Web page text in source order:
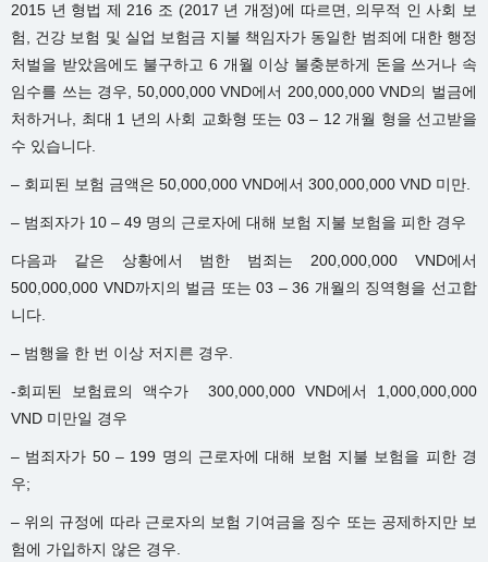
2015 년 형법 제 216 조 (2017 년 개정)에 따르면, 의무적 인 사회 보
험, 건강 보험 및 실업 보험금 지불 책임자가 동일한 범죄에 대한 행정
처벌을 받았음에도 불구하고 6 개월 이상 불충분하게 돈을 쓰거나 속
임수를 쓰는 경우, 50,000,000 VND에서 200,000,000 VND의 벌금에
처하거나, 최대 1 년의 사회 교화형 또는 03 – 12 개월 형을 선고받을
수 있습니다.
– 회피된 보험 금액은 50,000,000 VND에서 300,000,000 VND 미만.
– 범죄자가 10 – 49 명의 근로자에 대해 보험 지불 보험을 피한 경우
다음과 같은 상황에서 범한 범죄는 200,000,000 VND에서
500,000,000 VND까지의 벌금 또는 03 – 36 개월의 징역형을 선고합
니다.
– 범행을 한 번 이상 저지른 경우.
-회피된 보험료의 액수가 300,000,000 VND에서 1,000,000,000
VND 미만일 경우
– 범죄자가 50 – 199 명의 근로자에 대해 보험 지불 보험을 피한 경
우;
– 위의 규정에 따라 근로자의 보험 기여금을 징수 또는 공제하지만 보
험에 가입하지 않은 경우.